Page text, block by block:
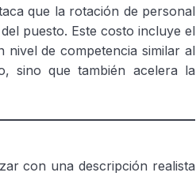
que la rotación de personal
puesto. Este costo incluye el
de competencia similar al
sino que también acelera la
con una descripción realista